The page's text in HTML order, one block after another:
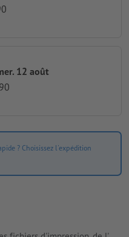
12 août
? Choisissez l'expédition